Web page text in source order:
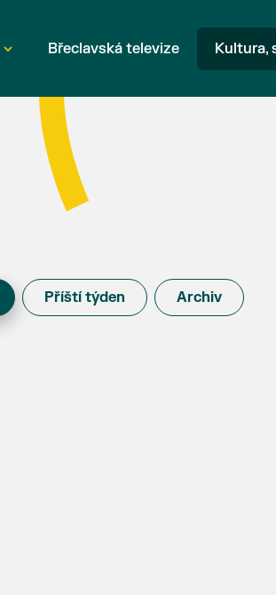
Břeclavská televize Kultura,
Příští týden Archiv